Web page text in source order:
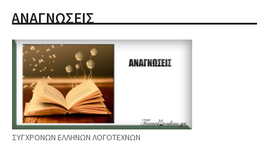
ΑΝΑΓΝΩΣΕΙΣ
ΣΥΓΧΡΟΝΩΝ ΕΛΛΗΝΩΝ ΛΟΓΟΤΕΧΝΩΝ